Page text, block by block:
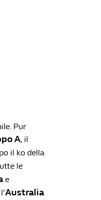
Pur
A, il
il ko della
le
e
Australia